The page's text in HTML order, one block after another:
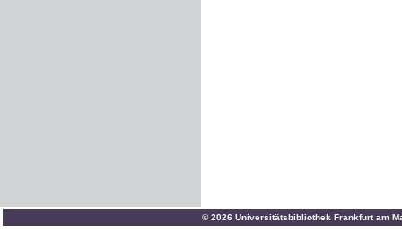
© 2026 Universitätsbibliothek Frankfurt am